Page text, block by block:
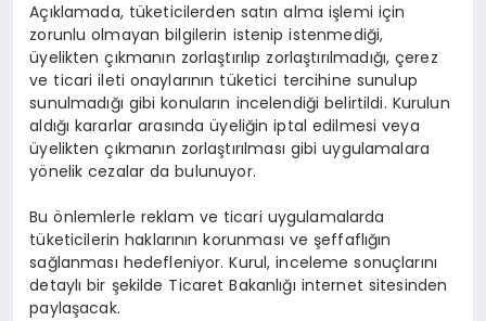
Açıklamada, tüketicilerden satın alma işlemi için
zorunlu olmayan bilgilerin istenip istenmediği,
üyelikten çıkmanın zorlaştırılıp zorlaştırılmadığı, çerez
ve ticari ileti onaylarının tüketici tercihine sunulup
sunulmadığı gibi konuların incelendiği belirtildi. Kurulun
aldığı kararlar arasında üyeliğin iptal edilmesi veya
üyelikten çıkmanın zorlaştırılması gibi uygulamalara
yönelik cezalar da bulunuyor.
Bu önlemlerle reklam ve ticari uygulamalarda
tüketicilerin haklarının korunması ve şeffaflığın
sağlanması hedefleniyor. Kurul, inceleme sonuçlarını
detaylı bir şekilde Ticaret Bakanlığı internet sitesinden
paylaşacak.